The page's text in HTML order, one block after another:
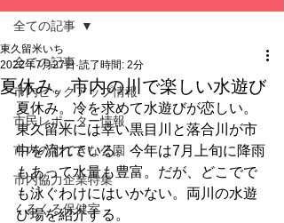
全ての記事
市内ピックアップ情報
市民レポーター情報
市内のすてきな公園
市内協力企業特集
くるくる保健室
全ての記事
夏休み。市内の川で楽しい水遊び
東久留米いち
2022年7月27日 読了時間: 2分
夏休み。冷を求めて水遊びが恋しい。
東久留米には幸い黒目川と落合川が市
中を流れている。今年は7月上旬に降雨
もあって水量も豊富。だが、どこでで
も泳ぐわけにはいかない。両川の水遊
び場を紹介する。